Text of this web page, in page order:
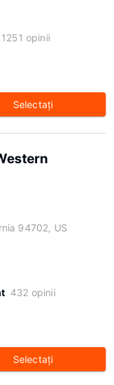
1251 opinii
Selectaţi
94702, US
432 opinii
Selectaţi